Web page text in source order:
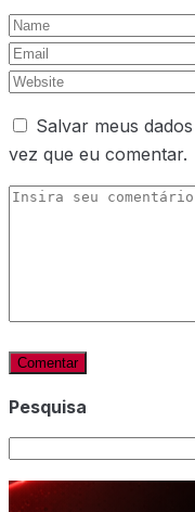
Salvar meus
vez que eu comentar.
Pesquisa